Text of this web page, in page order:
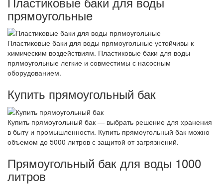
прямоугольные
Пластиковые баки для воды прямоугольные устойчивы к
химическим воздействиям. Пластиковые баки для воды
прямоугольные легкие и совместимы с насосным
оборудованием.
Купить прямоугольный бак
Купить прямоугольный бак — выбрать решение для хранения
в быту и промышленности. Купить прямоугольный бак можно
объемом до 5000 литров с защитой от загрязнений.
Прямоугольный бак для воды 1000
литров